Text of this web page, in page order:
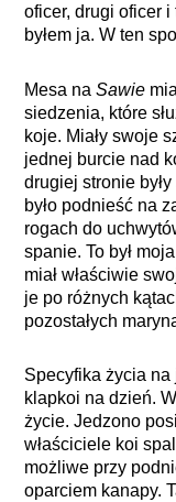
oficer, drugi oficer
byłem ja. W ten
Mesa naSawie
siedzenia, które
koje. Miały swoje
jednej burcie nad
drugiej stronie
było podnieść na
rogach do
spanie. To był
miał właściwie
je po różnych
pozostałych
Specyfika życia na
klapkoi na dzień.
życie. Jedzono
właściciele koi
możliwe przy
oparciem kanapy.